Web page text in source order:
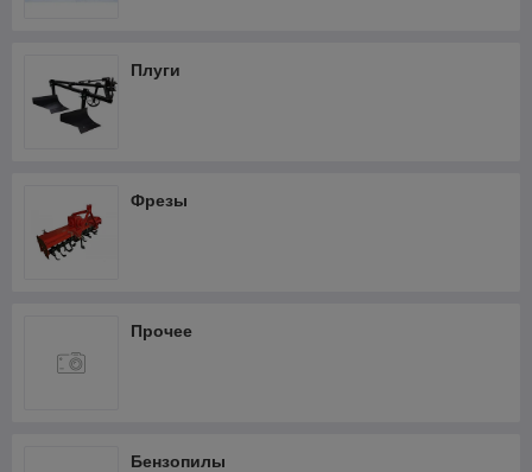
Плуги
Фрезы
Прочее
Бензопилы